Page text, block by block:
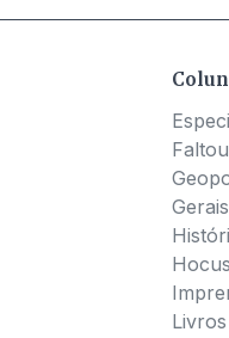
Gerais
Livros